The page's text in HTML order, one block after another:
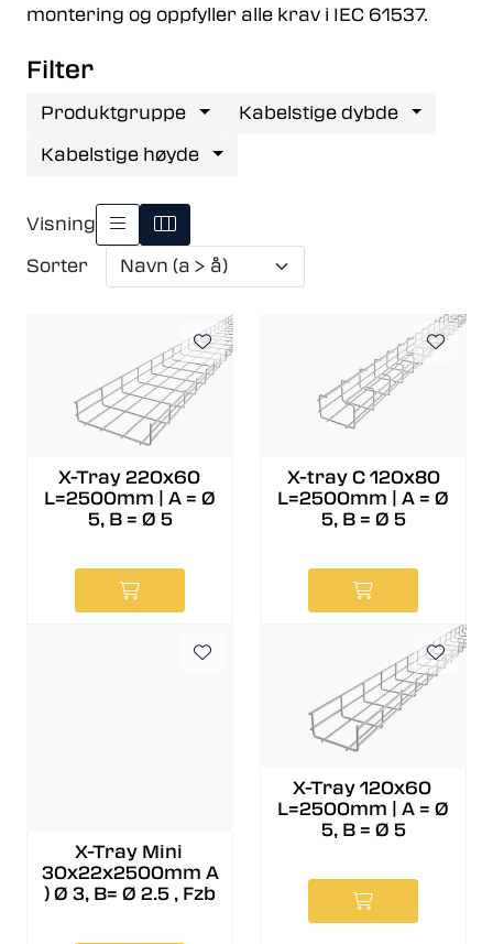
montering og oppfyller alle krav i IEC 61537.
Filter
Produktgruppe
Kabelstige dybde
Kabelstige høyde
Visning
Sorter
X-Tray 220x60
L=2500mm | A = Ø
5, B = Ø 5
X-tray C 120x80
L=2500mm | A = Ø
5, B = Ø 5
X-Tray Mini
30x22x2500mm A
) Ø 3, B= Ø 2.5 , Fzb
X-Tray 120x60
L=2500mm | A = Ø
5, B = Ø 5